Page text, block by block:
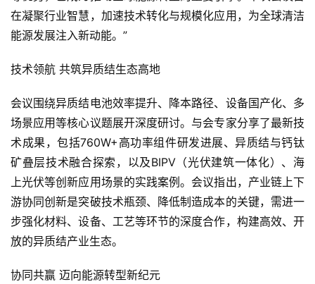
在凝聚行业智慧，加速技术转化与规模化应用，为全球清洁
能源发展注入新动能。”
技术领航 共筑异质结生态高地
会议围绕异质结电池效率提升、降本路径、设备国产化、多
场景应用等核心议题展开深度研讨。与会专家分享了最新技
术成果，包括760W+高功率组件研发进展、异质结与钙钛
矿叠层技术融合探索，以及BIPV（光伏建筑一体化）、海
上光伏等创新应用场景的实践案例。会议指出，产业链上下
游协同创新是突破技术瓶颈、降低制造成本的关键，需进一
步强化材料、设备、工艺等环节的深度合作，构建高效、开
放的异质结产业生态。
协同共赢 迈向能源转型新纪元